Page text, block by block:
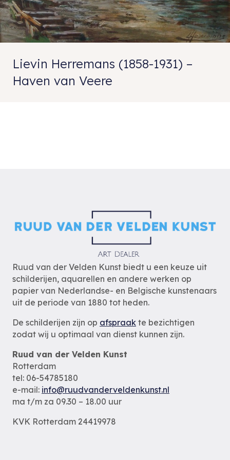
Lievin Herremans (1858-1931) –
Haven van Veere
Ruud van der Velden Kunst biedt u een keuze uit
schilderijen, aquarellen en andere werken op
papier van Nederlandse- en Belgische kunstenaars
uit de periode van 1880 tot heden.
De schilderijen zijn op afspraak te bezichtigen
zodat wij u optimaal van dienst kunnen zijn.
Ruud van der Velden Kunst
Rotterdam
tel: 06-54785180
e-mail: info@ruudvanderveldenkunst.nl
ma t/m za 09.30 – 18.00 uur
KVK Rotterdam 24419978